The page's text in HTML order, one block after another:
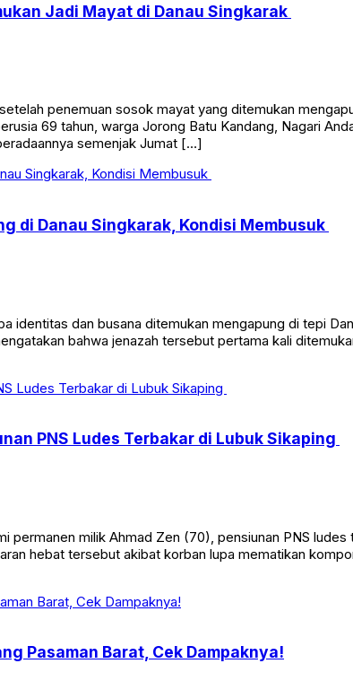
Jadi Mayat di Danau Singkarak
penemuan sosok mayat yang ditemukan
69 tahun, warga Jorong Batu Kandang, Nagari
semenjak Jumat […]
di Danau Singkarak, Kondisi Membusuk
identitas dan busana ditemukan mengapung di tepi
bahwa jenazah tersebut pertama kali
PNS Ludes Terbakar di Lubuk Sikaping
permanen milik Ahmad Zen (70), pensiunan PNS
hebat tersebut akibat korban lupa mematikan
Pasaman Barat, Cek Dampaknya!